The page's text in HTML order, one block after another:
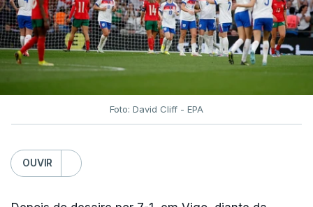
Foto: David Cliff - EPA
OUVIR